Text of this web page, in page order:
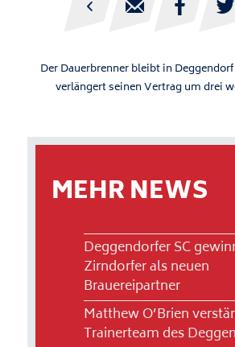
   
Der Dauerbrenner bleibt in
verlängert seinen Vertrag um drei
MEHR NEWS
Deggendorfer SC
Zirndorfer als neuen
Brauereipartner
Matthew O’Brien
Trainerteam des